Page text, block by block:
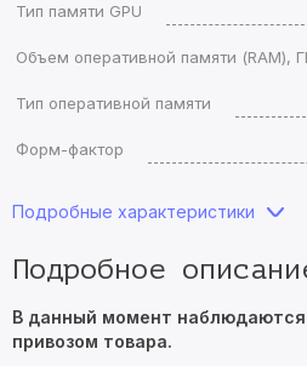
Тип памяти GPU
Объем оперативной памяти (RAM),
Тип оперативной памяти
Форм-фактор
Подробные характеристики
Подробное
В данный момент
привозом товара.